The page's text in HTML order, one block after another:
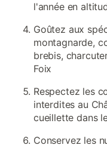
l'année en
Goûtez aux
montagnarde,
brebis,
Foix
Respectez les
interdites au
cueillette dans
Conservez les